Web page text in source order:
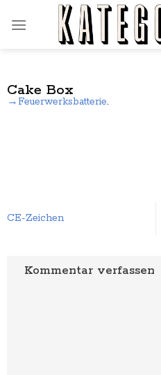
Inhalt
Cake Box
→Feuerwerksbatterie.
CE-Zeichen
Kommentar verfassen